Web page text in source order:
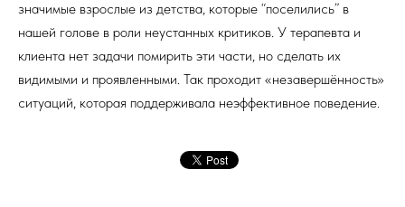
значимые взрослые из детства, которые “поселились” в
нашей голове в роли неустанных критиков. У терапевта и
клиента нет задачи помирить эти части, но сделать их
видимыми и проявленными. Так проходит «незавершённость»
ситуаций, которая поддерживала неэффективное поведение.